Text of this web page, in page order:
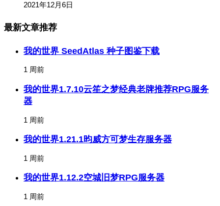
2021年12月6日
最新文章推荐
我的世界 SeedAtlas 种子图鉴下载
1 周前
我的世界1.7.10云笙之梦经典老牌推荐RPG服务
器
1 周前
我的世界1.21.1昀威方可梦生存服务器
1 周前
我的世界1.12.2空城旧梦RPG服务器
1 周前